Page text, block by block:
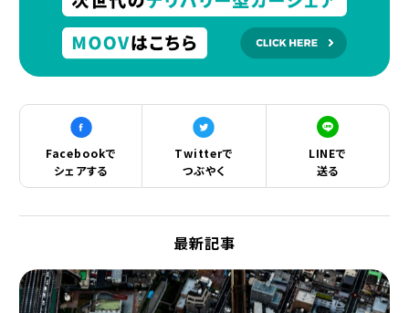
Facebookで
シェアする
Twitterで
つぶやく
LINEで
送る
最新記事